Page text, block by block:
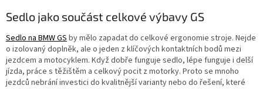
Sedlo jako součást celkové výbavy GS
Sedlo na BMW GS by mělo zapadat do celkové ergonomie stroje. Nejde
o izolovaný doplněk, ale o jeden z klíčových kontaktních bodů mezi
jezdcem a motocyklem. Když dobře funguje sedlo, lépe funguje i delší
jízda, práce s těžištěm a celkový pocit z motorky. Proto se mnoho
jezdců nebrání investici do kvalitnější varianty nebo do řešení, které